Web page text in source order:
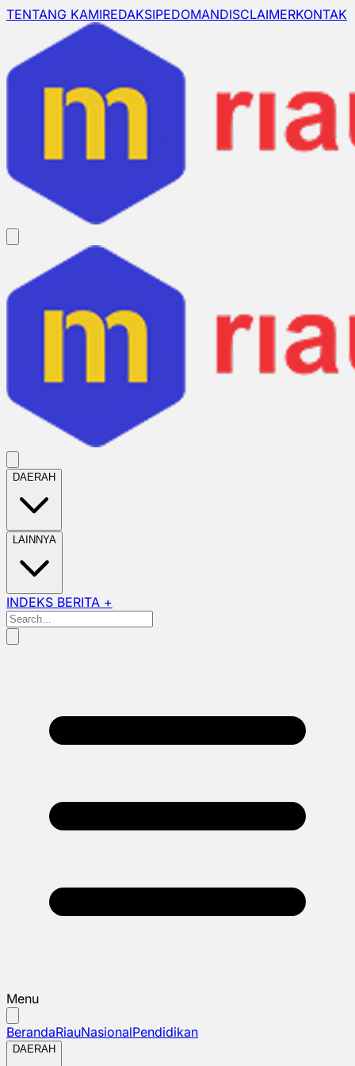
TENTANG KAMIREDAKSIPEDOMANDISCLAIMERKONTAK
DAERAH
LAINNYA
INDEKS BERITA +
Menu
BerandaRiauNasionalPendidikan
DAERAH